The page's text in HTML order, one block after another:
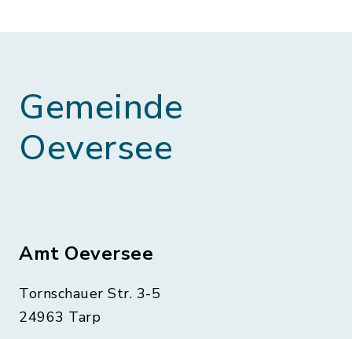
Gemeinde
Oeversee
Amt Oeversee
Tornschauer Str. 3-5
24963 Tarp